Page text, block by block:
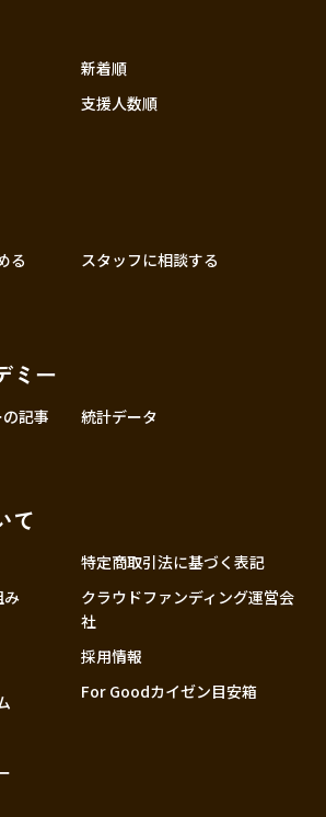
新着順
支援人数順
る
スタッフに相談する
ミー
記事
統計データ
て
み
特定商取引法に基づく表記
クラウドファンディング運営会
社
採用情報
For Goodカイゼン目安箱